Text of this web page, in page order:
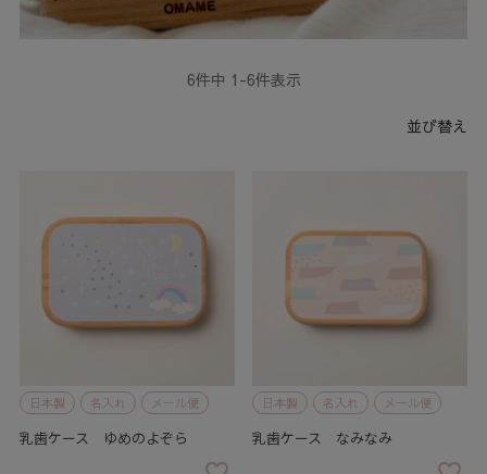
並び替え
6件中 1 -6件表示
日本製 名入れ メール便
乳歯ケース ゆめのよぞら
日本製 名入れ メール便
乳歯ケース なみなみ